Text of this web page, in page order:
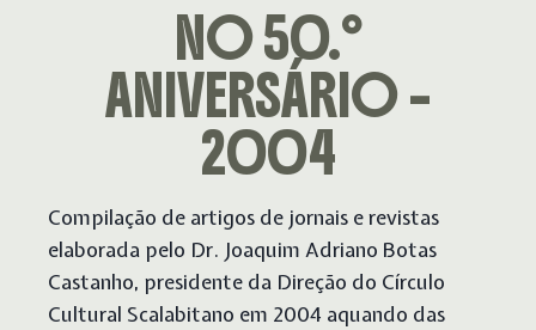
NO 50.º
ANIVERSÁRIO –
2004
Compilação de artigos de jornais e revistas
elaborada pelo Dr. Joaquim Adriano Botas
Castanho, presidente da Direção do Círculo
Cultural Scalabitano em 2004 aquando das